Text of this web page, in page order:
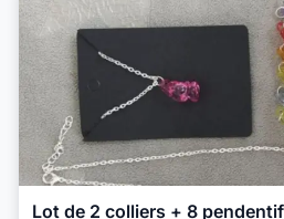
Lot de 2 colliers + 8